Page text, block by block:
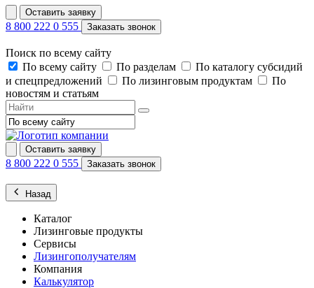
Оставить заявку
8 800 222 0 555 Заказать звонок
Поиск по всему сайту
По всему сайту
По разделам
По каталогу субсидий
и спецпредложений
По лизинговым продуктам
По
новостям и статьям
Оставить заявку
8 800 222 0 555 Заказать звонок
Назад
Каталог
Лизинговые продукты
Сервисы
Лизингополучателям
Компания
Калькулятор